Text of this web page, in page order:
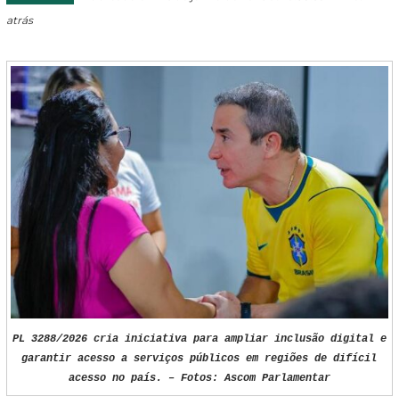
atrás
PL 3288/2026 cria iniciativa para ampliar inclusão digital e
garantir acesso a serviços públicos em regiões de difícil
acesso no país. – Fotos: Ascom Parlamentar